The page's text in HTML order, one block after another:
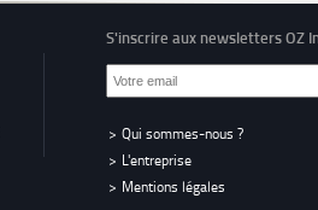
S'inscrire aux newsletters OZ
Qui sommes-nous ?
L'entreprise
Mentions légales